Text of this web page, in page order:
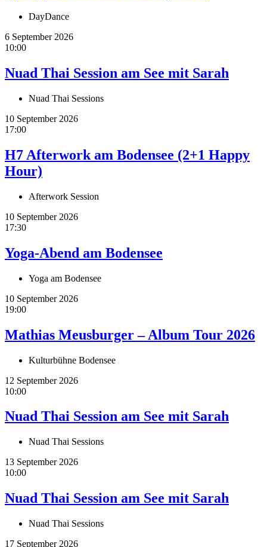
DayDance
6 September 2026
10:00
Nuad Thai Session am See mit Sarah
Nuad Thai Sessions
10 September 2026
17:00
H7 Afterwork am Bodensee (2+1 Happy
Hour)
Afterwork Session
10 September 2026
17:30
Yoga-Abend am Bodensee
Yoga am Bodensee
10 September 2026
19:00
Mathias Meusburger – Album Tour 2026
Kulturbühne Bodensee
12 September 2026
10:00
Nuad Thai Session am See mit Sarah
Nuad Thai Sessions
13 September 2026
10:00
Nuad Thai Session am See mit Sarah
Nuad Thai Sessions
17 September 2026